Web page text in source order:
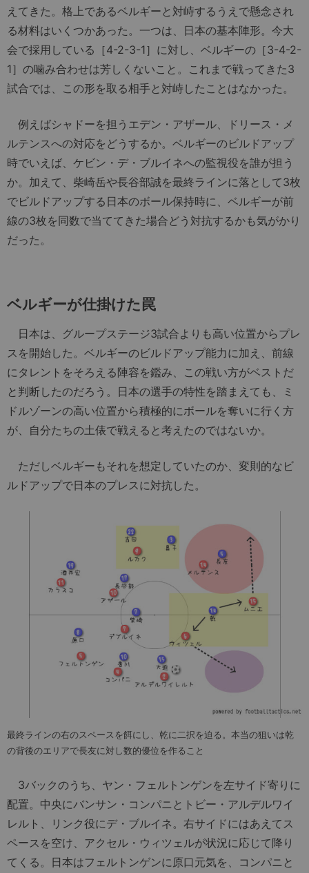
えてきた。格上であるベルギーと対峙するうえで懸念され
る材料はいくつかあった。一つは、日本の基本陣形。今大
会で採用している［4-2-3-1］に対し、ベルギーの［3-4-2-
1］の噛み合わせは芳しくないこと。これまで戦ってきた3
試合では、この形を取る相手と対峙したことはなかった。
例えばシャドーを担うエデン・アザール、ドリース・メ
ルテンスへの対応をどうするか。ベルギーのビルドアップ
時でいえば、ケビン・デ・ブルイネへの監視役を誰が担う
か。加えて、柴崎岳や長谷部誠を最終ラインに落として3枚
でビルドアップする日本のボール保持時に、ベルギーが前
線の3枚を同数で当ててきた場合どう対抗するかも気がかり
だった。
ベルギーが仕掛けた罠
日本は、グループステージ3試合よりも高い位置からプレ
スを開始した。ベルギーのビルドアップ能力に加え、前線
にタレントをそろえる陣容を鑑み、この戦い方がベストだ
と判断したのだろう。日本の選手の特性を踏まえても、ミ
ドルゾーンの高い位置から積極的にボールを奪いに行く方
が、自分たちの土俵で戦えると考えたのではないか。
ただしベルギーもそれを想定していたのか、変則的なビ
ルドアップで日本のプレスに対抗した。
最終ラインの右のスペースを餌にし、乾に二択を迫る。本当の狙いは乾
の背後のエリアで長友に対し数的優位を作ること
3バックのうち、ヤン・フェルトンゲンを左サイド寄りに
配置。中央にバンサン・コンパニとトビー・アルデルワイ
レルト、リンク役にデ・ブルイネ。右サイドにはあえてス
ペースを空け、アクセル・ウィツェルが状況に応じて降り
てくる。日本はフェルトンゲンに原口元気を、コンパニと